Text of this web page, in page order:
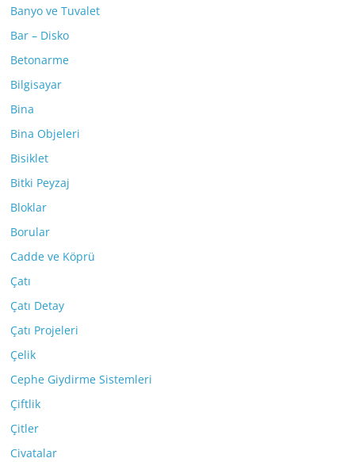
Banyo ve Tuvalet
Bar – Disko
Betonarme
Bilgisayar
Bina
Bina Objeleri
Bisiklet
Bitki Peyzaj
Bloklar
Borular
Cadde ve Köprü
Çatı
Çatı Detay
Çatı Projeleri
Çelik
Cephe Giydirme Sistemleri
Çiftlik
Çitler
Civatalar